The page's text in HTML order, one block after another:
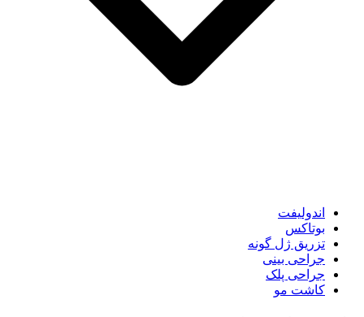
اندولیفت
بوتاکس
تزریق ژل گونه
جراحی بینی
جراحی پلک
کاشت مو